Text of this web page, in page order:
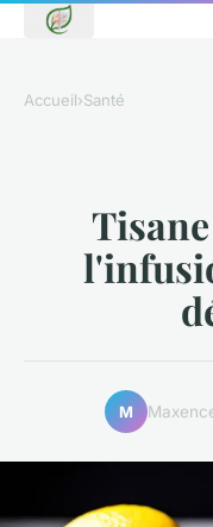
Accueil›Santé
M